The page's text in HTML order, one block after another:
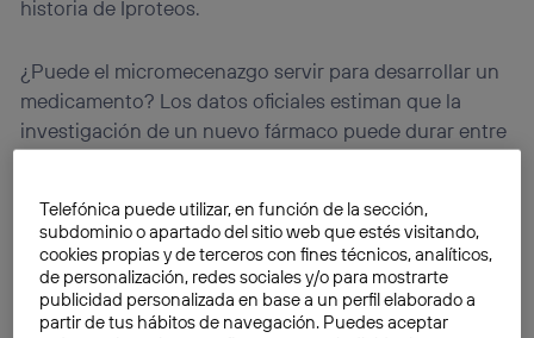
historia de Iproteos.
¿Puede el micromecenazgo servir para desarrollar un
medicamento? Los datos oficiales estiman que la
investigación de un nuevo fármaco puede durar entre
unaspin-offsurgida en Barcelona en 2011, demuestra
que elcrowdfundingpuede ser una interesante
alternativa de financiación para pequeñas compañías
especializadas en el ámbito de la salud.
Telefónica puede utilizar, en función de la sección,
subdominio o apartado del sitio web que estés visitando,
cookies propias y de terceros con fines técnicos, analíticos,
de personalización, redes sociales y/o para mostrarte
publicidad personalizada en base a un perfil elaborado a
partir de tus hábitos de navegación. Puedes aceptar